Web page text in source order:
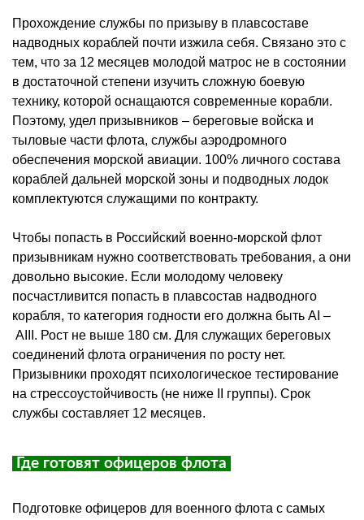
Прохождение службы по призыву в плавсоставе
надводных кораблей почти изжила себя. Связано это с
тем, что за 12 месяцев молодой матрос не в состоянии
в достаточной степени изучить сложную боевую
технику, которой оснащаются современные корабли.
Поэтому, удел призывников – береговые войска и
тыловые части флота, службы аэродромного
обеспечения морской авиации. 100% личного состава
кораблей дальней морской зоны и подводных лодок
комплектуются служащими по контракту.
Чтобы попасть в Российский военно-морской флот
призывникам нужно соответствовать требования, а они
довольно высокие. Если молодому человеку
посчастливится попасть в плавсостав надводного
корабля, то категория годности его должна быть АI –
АIII . Рост не выше 180 см. Для служащих береговых
соединений флота ограничения по росту нет.
Призывники проходят психологическое тестирование
на стрессоустойчивость (не ниже II группы). Срок
службы составляет 12 месяцев.
Где готовят офицеров флота
Подготовке офицеров для военного флота с самых